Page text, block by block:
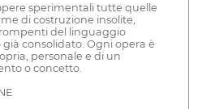
sperimentali tutte quelle
di costruzione insolite,
del linguaggio
già consolidato. Ogni opera è
personale e di un
o concetto.